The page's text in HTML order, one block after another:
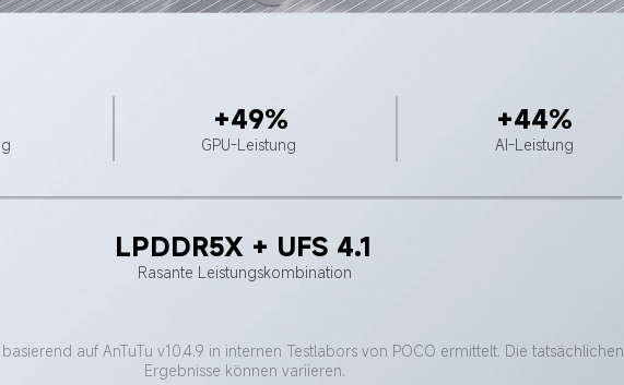
+49%
GPU-Leistung
+44%
AI-Leistung
LPDDR5X + UFS 4.1
Rasante Leistungskombination
auf AnTuTu v10.4.9 in internen Testlabors von POCO ermittelt. Die tatsächlichen